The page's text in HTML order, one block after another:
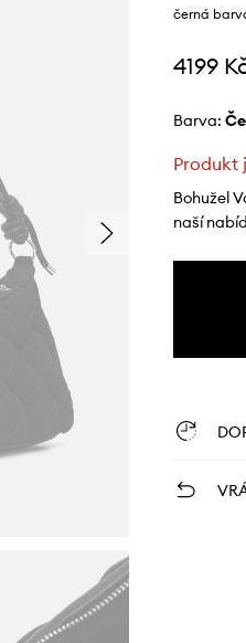
černá
4199
Barva:
Produkt
Bohužel
naší